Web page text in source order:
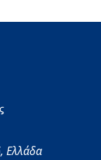
Ελλάδα